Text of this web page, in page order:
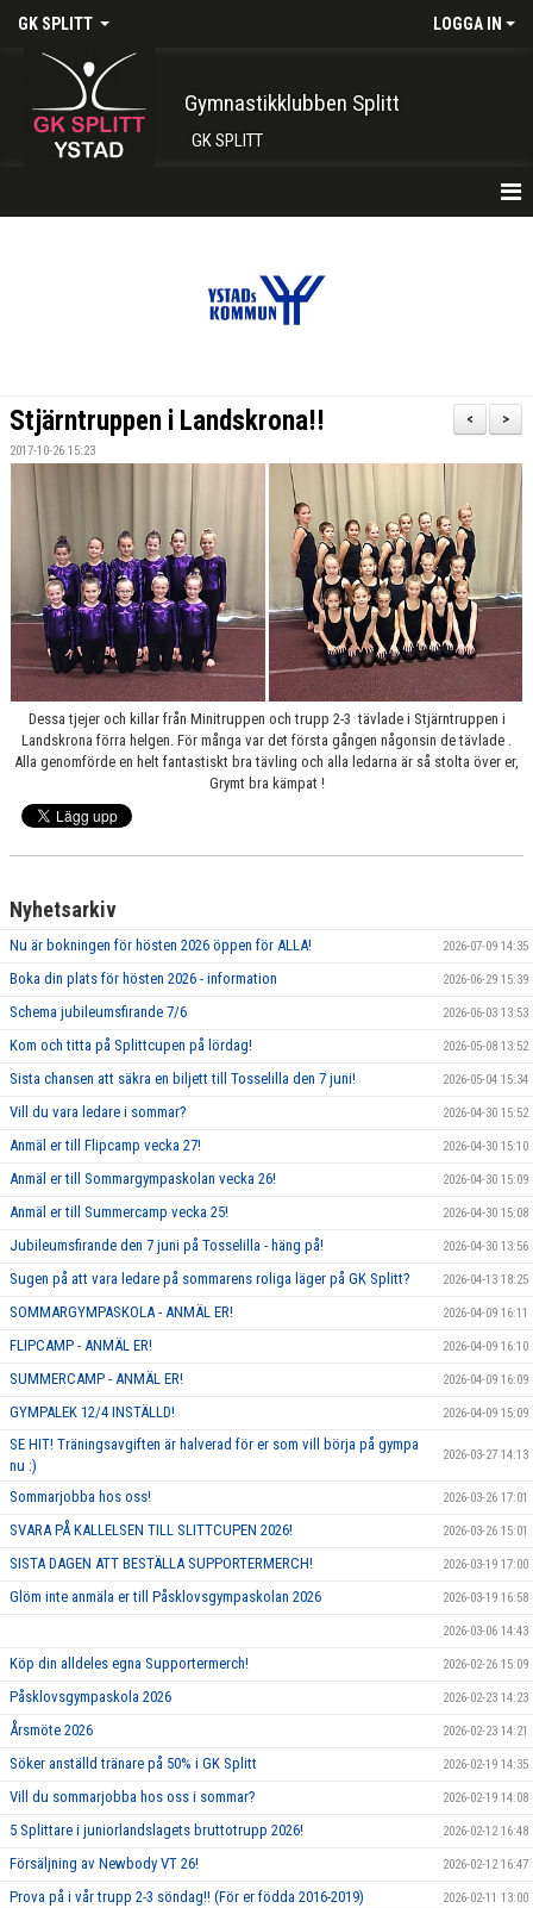
GK SPLITT LOGGA IN
Gymnastikklubben Splitt
GK SPLITT
INTRESSEANMÄLAN
SHOP
GRUPPER OCH TIDER
STÖDMEDLEM
SPONSRING
FRÅGOR & SVAR
FUNKTIONÄRER
FRITIDSKORTET
>
<
Stjärntruppen i Landskrona!!
2017-10-26 15:23
Dessa tjejer och killar från Minitruppen och trupp 2-3 tävlade i Stjärntruppen i
Landskrona förra helgen. För många var det första gången någonsin de tävlade .
Alla genomförde en helt fantastiskt bra tävling och alla ledarna är så stolta över er,
Grymt bra kämpat !
Nyhetsarkiv
Nu är bokningen för hösten 2026 öppen för ALLA! 2026-07-09 14:35
Boka din plats för hösten 2026 - information 2026-06-29 15:39
Schema jubileumsfirande 7/6 2026-06-03 13:53
Kom och titta på Splittcupen på lördag! 2026-05-08 13:52
Sista chansen att säkra en biljett till Tosselilla den 7 juni! 2026-05-04 15:34
Vill du vara ledare i sommar? 2026-04-30 15:52
Anmäl er till Flipcamp vecka 27! 2026-04-30 15:10
Anmäl er till Sommargympaskolan vecka 26! 2026-04-30 15:09
Anmäl er till Summercamp vecka 25! 2026-04-30 15:08
Jubileumsfirande den 7 juni på Tosselilla - häng på! 2026-04-30 13:56
Sugen på att vara ledare på sommarens roliga läger på GK Splitt? 2026-04-13 18:25
SOMMARGYMPASKOLA - ANMÄL ER! 2026-04-09 16:11
FLIPCAMP - ANMÄL ER! 2026-04-09 16:10
SUMMERCAMP - ANMÄL ER! 2026-04-09 16:09
GYMPALEK 12/4 INSTÄLLD! 2026-04-09 15:09
SE HIT! Träningsavgiften är halverad för er som vill börja på gympa
nu :)
2026-03-27 14:13
Sommarjobba hos oss! 2026-03-26 17:01
SVARA PÅ KALLELSEN TILL SLITTCUPEN 2026! 2026-03-26 15:01
SISTA DAGEN ATT BESTÄLLA SUPPORTERMERCH! 2026-03-19 17:00
Glöm inte anmäla er till Påsklovsgympaskolan 2026 2026-03-19 16:58
2026-03-06 14:43
Köp din alldeles egna Supportermerch! 2026-02-26 15:09
Påsklovsgympaskola 2026 2026-02-23 14:23
Årsmöte 2026 2026-02-23 14:21
Söker anställd tränare på 50% i GK Splitt 2026-02-19 14:35
Vill du sommarjobba hos oss i sommar? 2026-02-19 14:08
5 Splittare i juniorlandslagets bruttotrupp 2026! 2026-02-12 16:48
Försäljning av Newbody VT 26! 2026-02-12 16:47
Prova på i vår trupp 2-3 söndag!! (För er födda 2016-2019) 2026-02-11 13:00